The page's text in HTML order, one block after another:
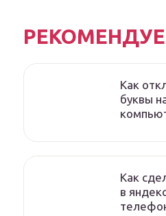
Как
буквы
Как
в